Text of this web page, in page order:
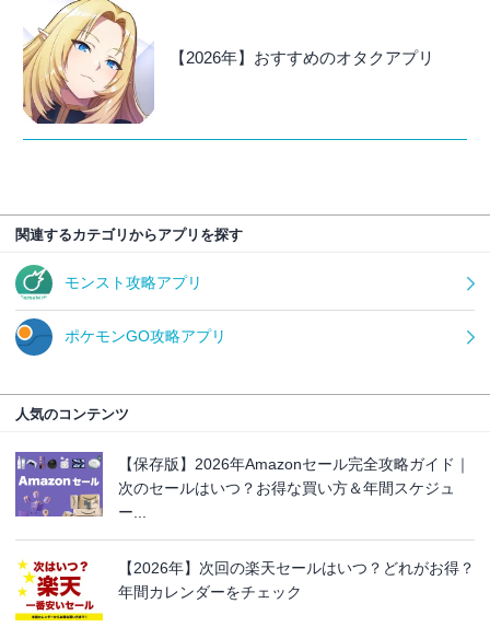
【2026年】おすすめのオタクアプリ
関連するカテゴリからアプリを探す
モンスト攻略アプリ
ポケモンGO攻略アプリ
人気のコンテンツ
【保存版】2026年Amazonセール完全攻略ガイド｜
次のセールはいつ？お得な買い方＆年間スケジュ
ー...
【2026年】次回の楽天セールはいつ？どれがお得？
年間カレンダーをチェック